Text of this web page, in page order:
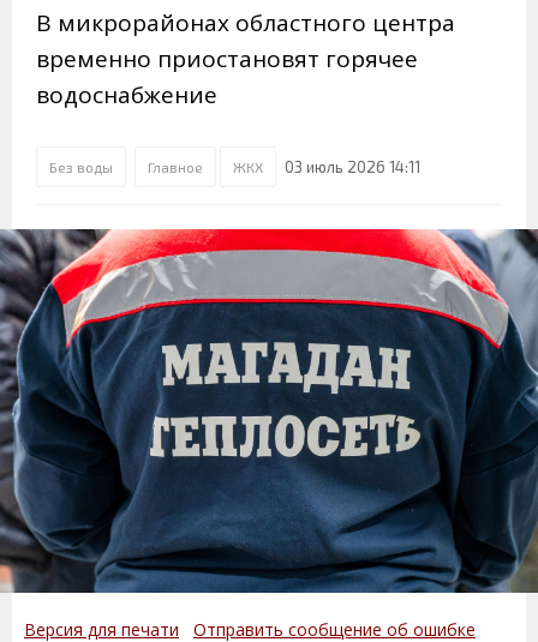
В микрорайонах областного центра
временно приостановят горячее
водоснабжение
Без воды Главное ЖКХ 03 июль 2026 14:11
Версия для печати Отправить сообщение об ошибке